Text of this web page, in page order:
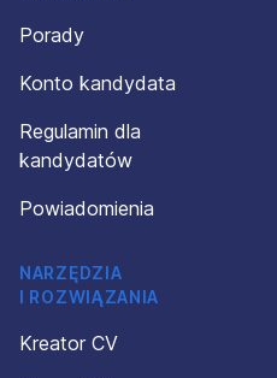
Porady
Konto kandydata
Regulamin dla
kandydatów
Powiadomienia
NARZĘDZIA
I ROZWIĄZANIA
Kreator CV